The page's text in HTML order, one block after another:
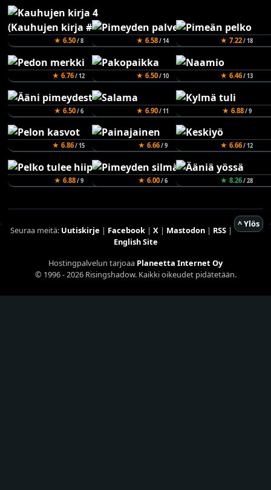
★ 6.50/ 8 ★ 6.58/ 14 ★ 7.22/ 18
★ 6.76/ 12 ★ 6.50/ 10 ★ 6.46/ 13
★ 6.50/ 6 ★ 6.90/ 11 ★ 6.88/ 9
★ 6.86/ 15 ★ 6.66/ 9 ★ 6.66/ 12
★ 6.88/ 9 ★ 6.00/ 6 ★ 8.26/ 28
^ Ylös
Seuraa meitä: Uutiskirje | Facebook| X| Mastodon| RSS|
English Site
Hostingpalvelun tarjoaa Planeetta Internet Oy
© 1996 - 2026 Risingshadow. Kaikki oikeudet pidätetään.